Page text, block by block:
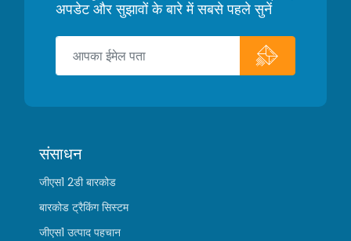
अपडेट और सुझावों के बारे में सबसे पहले सुनें
संसाधन
जीएस1 2डी बारकोड
बारकोड ट्रैकिंग सिस्टम
जीएस1 उत्पाद पहचान